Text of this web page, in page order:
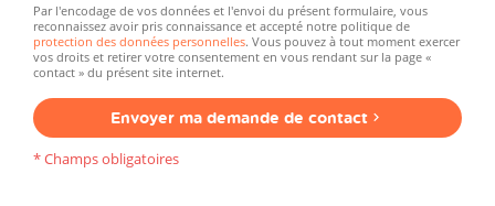
Par l'encodage de vos données et l'envoi du présent formulaire, vous
reconnaissez avoir pris connaissance et accepté notre politique de
protection des données personnelles. Vous pouvez à tout moment exercer
vos droits et retirer votre consentement en vous rendant sur la page «
contact » du présent site internet.
Envoyer ma demande de contact
* Champs obligatoires